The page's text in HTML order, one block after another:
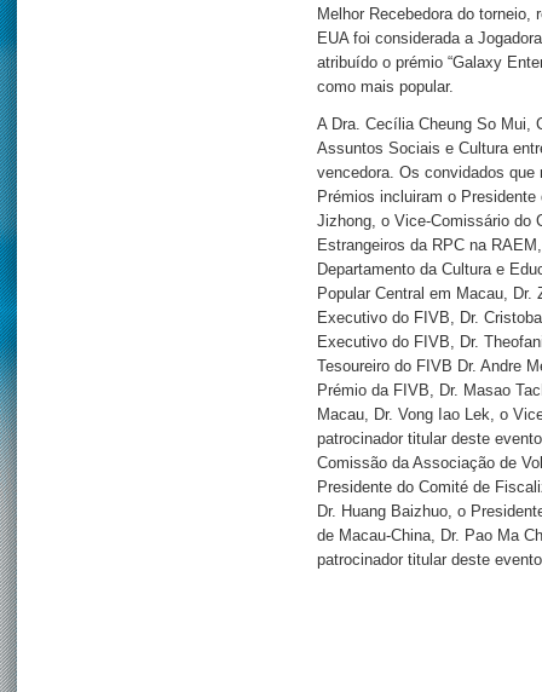
Melhor Recebedora do
EUA foi considerada a
atribuído o prémio “Galaxy
como mais popular.
A Dra. Cecília Cheung So Mui,
Assuntos Sociais e Cultura
vencedora. Os convidados que
Prémios incluiram o
Jizhong, o Vice-Comissário do
Estrangeiros da RPC na
Departamento da Cultura e
Popular Central em Macau,
Executivo do FIVB, Dr.
Executivo do FIVB, Dr.
Tesoureiro do FIVB Dr. Andre
Prémio da FIVB, Dr. Masao
Macau, Dr. Vong Iao Lek, o
patrocinador titular deste
Comissão da Associação de
Presidente do Comité de
Dr. Huang Baizhuo, o
de Macau-China, Dr. Pao Ma
patrocinador titular deste